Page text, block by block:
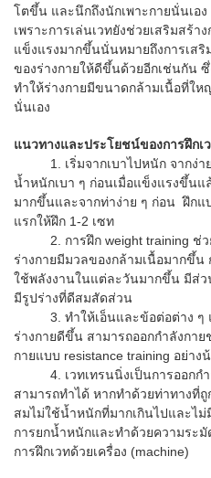
โตขึ้น และนึกถึงนักเพาะกายนั่นเอ
เพราะการเล่นเวทยังช่วยเสริมสร้
แข็งแรงมากขึ้นนั่นหมายถึงการเส
ของร่างกายให้ดีขึ้นด้วยอีกเช่นกัน
ทำให้ร่างกายมีขนาดกล้ามเนื้อที่ให
นั่นเอง
แนวทางและประโยชน์ของการฝึกเ
1.
เริ่มจากเบาไปหนัก จากง่
น้ำหนักเบา ๆ ก่อนเมื่อแข็งแรงขึ้นแ
มากขึ้นและจากท่าง่าย ๆ ก่อน ฝึกแ
แรกให้ฝึก 1-2 เซท
2. การฝึก weight training ช่วย
ร่างกายมีมวลของกล้ามเนื้อมากขึ้น
ใช้พลังงานในแต่ละวันมากขึ้น มีส่
มีรูปร่างที่ดีสมสัดส่วน
3. ทำให้เอ็นและข้อต่อต่าง ๆ แ
ร่างกายดีขึ้น สามารถออกกำลังกา
กายแบบ resistance training อย่าง
4. เวทเทรนนิ่งเป็นการออกกำ
สามารถทำได้ หากทำด้วยท่าทางที่
สมไม่ใช้น้ำหนักที่มากเกินไปและไม่
การยกน้ำหนักและทำด้วยความระมั
การฝึกเวทด้วยเครื่อง (machine)